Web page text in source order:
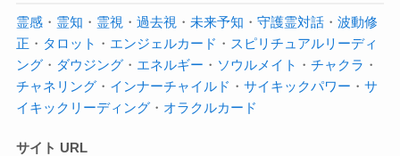
霊感・ 霊知 ・ 霊視 ・ 過去視 ・ 未来予知 ・ 守護霊対話・ 波動修
正 ・ タロット ・ エンジェルカード ・ スピリチュアルリーディ
ング・ ダウジング・ エネルギー ・ ソウルメイト ・ チャクラ ・
チャネリング・ インナーチャイルド ・ サイキックパワー ・ サ
イキック リーディング・ オラクルカード
サイト URL